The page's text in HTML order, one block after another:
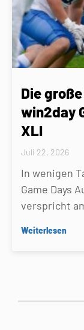
Die
win2day
XLI
Juli 22, 2026
In wenigen
Game Days
verspricht
Weiterlesen